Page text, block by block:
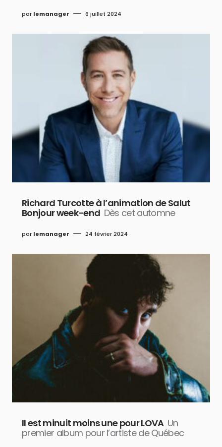
par lemanager 6 juillet 2024
Richard Turcotte à l’animation de Salut
Bonjour week-end Dès cet automne
par lemanager 24 février 2024
Il est minuit moins une pour LOVA Un
premier album pour l’artiste de Québec